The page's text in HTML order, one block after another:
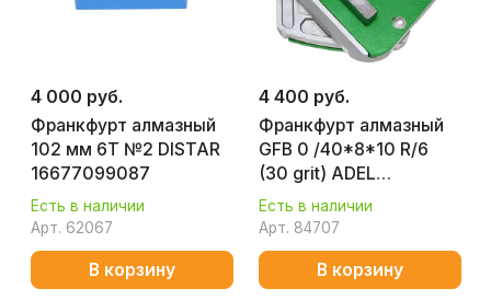
4 000 руб.
Франкфурт алмазный
102 мм 6T №2 DISTAR
16677099087
Есть в наличии
Арт. 62067
В корзину
4 400 руб.
Франкфурт алмазный
GFB 0 /40*8*10 R/6
(30 grit) ADEL
Instrument AI-
1605010101
Есть в наличии
Арт. 84707
В корзину